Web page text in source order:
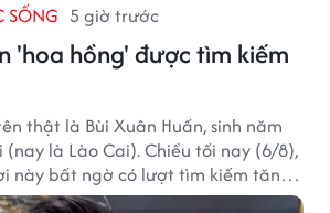
SỐNG 5 giờ trước
'hoa hồng' được tìm kiếm
thật là Bùi Xuân Huấn, sinh năm
(nay là Lào Cai). Chiều tối nay (6/8),
này bất ngờ có lượt tìm kiếm tăng